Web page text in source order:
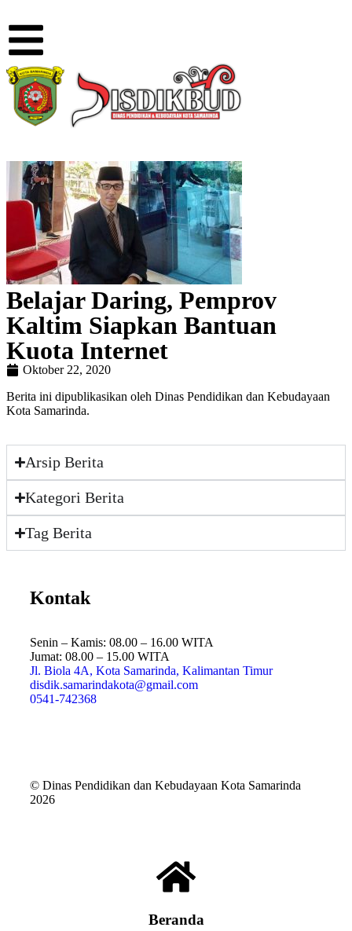
Belajar Daring, Pemprov
Kaltim Siapkan Bantuan
Kuota Internet
Oktober 22, 2020
Berita ini dipublikasikan oleh Dinas Pendidikan dan Kebudayaan
Kota Samarinda.
Arsip Berita
Kategori Berita
Tag Berita
Kontak
Senin – Kamis: 08.00 – 16.00 WITA
Jumat: 08.00 – 15.00 WITA
Jl. Biola 4A, Kota Samarinda, Kalimantan Timur
disdik.samarindakota@gmail.com
0541-742368
© Dinas Pendidikan dan Kebudayaan Kota Samarinda
2026
Beranda